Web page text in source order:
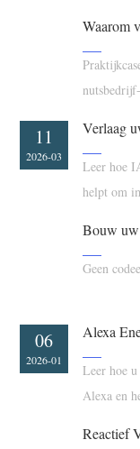
Nieuws
Blogs
App Store
16
2026-03
Leer hoe
helpt om
11
2026-03
Geen
04
2026-03
Leer hoe
Alexa en
06
2026-01